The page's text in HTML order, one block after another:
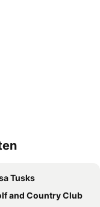
Tusks
and Country Club